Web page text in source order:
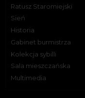
Ratusz Staromiejski
Sień
Historia
Gabinet burmistrza
Kolekcja sybilli
Sala mieszczańska
Multimedia